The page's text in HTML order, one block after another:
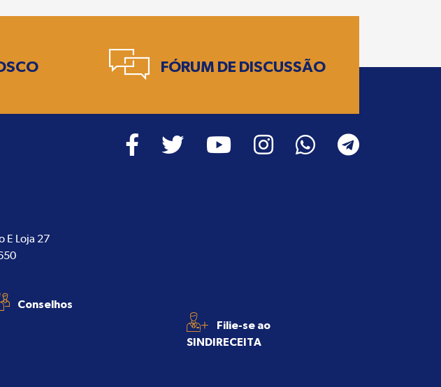
FÓRUM DE DISCUSSÃO
E Loja 27
Conselhos
+
Filie-se ao
SINDIRECEITA